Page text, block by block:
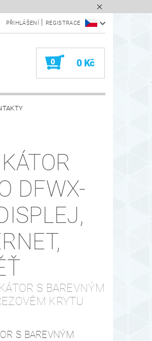
PŘIHLÁŠENÍ REGISTRACE
0 0 Kč
DFWX-
S BAREVNÝM
KRYTU
S BAREVNÝM